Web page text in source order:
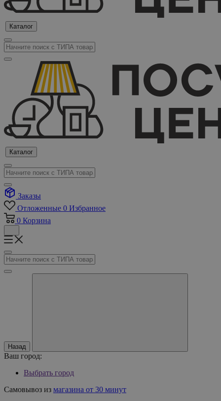
Каталог
Каталог
Заказы
Отложенные 0 Избранное
0 Корзина
Назад
Ваш город:
Выбрать город
Самовывоз из магазина от 30 минут